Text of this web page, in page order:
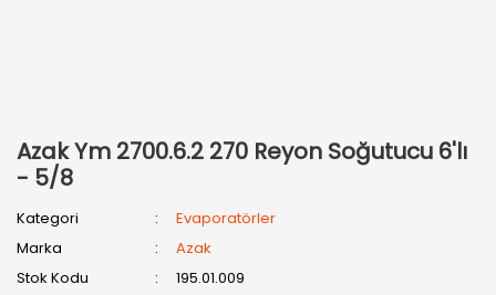
Azak Ym 2700.6.2 270 Reyon Soğutucu 6'lı
- 5/8
Kategori
Evaporatörler
Marka
Azak
Stok Kodu
195.01.009